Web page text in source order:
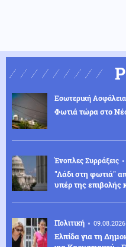
Εσωτερική Ασφάλεια
Φωτιά τώρα στο
Ένοπλες Συρράξεις
"Λάδι στη φωτιά"
υπέρ της
Πολιτική
Ελπίδα για τη